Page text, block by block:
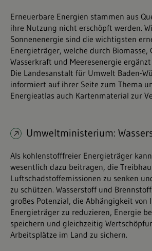
Erneuerbare Energien stammen aus
ihre Nutzung nicht erschöpft werden.
Sonnenenergie sind die wichtigsten
Energieträger, welche durch Biomasse,
Wasserkraft und Meeresenergie
Die Landesanstalt für Umwelt Baden-
informiert auf ihrer Seite zum Thema
Energieatlas auch Kartenmaterial zur
Umweltministerium:
Als kohlenstofffreier Energieträger
wesentlich dazu beitragen, die
Luftschadstoffemissionen zu senken
zu schützen. Wasserstoff und
großes Potenzial, die Abhängigkeit von
Energieträger zu reduzieren, Energie
speichern und gleichzeitig
Arbeitsplätze im Land zu sichern.